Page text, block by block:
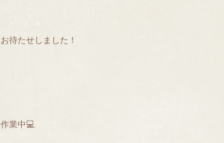
お待たせしました！
作業中💻